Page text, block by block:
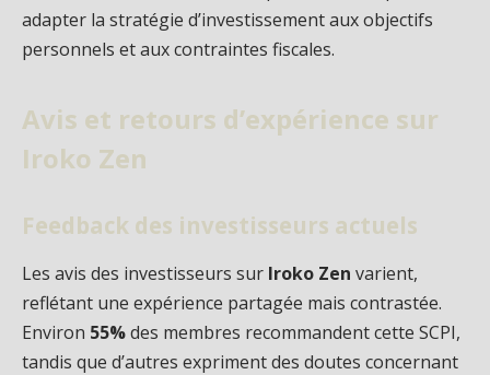
adapter la stratégie d’investissement aux objectifs
personnels et aux contraintes fiscales.
Avis et retours d’expérience sur
Iroko Zen
Feedback des investisseurs actuels
Les avis des investisseurs sur Iroko Zen varient,
reflétant une expérience partagée mais contrastée.
Environ 55%des membres recommandent cette SCPI,
tandis que d’autres expriment des doutes concernant